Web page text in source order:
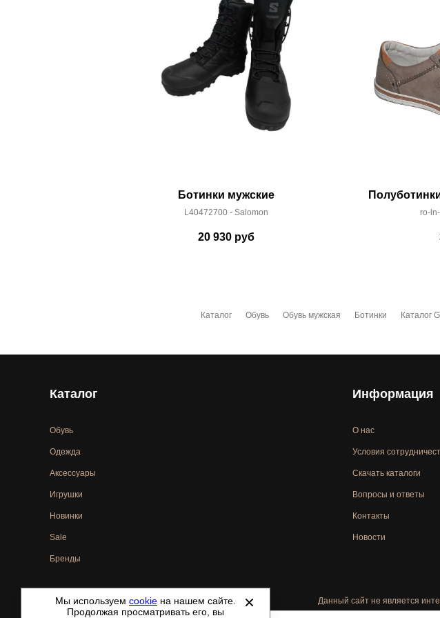
Ботинки мужские
L40472700 - Salomon
20 930 руб
ro-
Каталог Обувь Обувь мужская Ботинки Каталог
Каталог
Обувь
Одежда
Аксессуары
Игрушки
Новинки
Sale
Бренды
Информация
О нас
Условия
Скачать каталоги
Вопросы и ответы
Контакты
Новости
©2021-2026 - ShoesTown.ru - все права защищены. Данный сайт не является
Мы используем cookie на нашем сайте.
Продолжая просматривать его, вы